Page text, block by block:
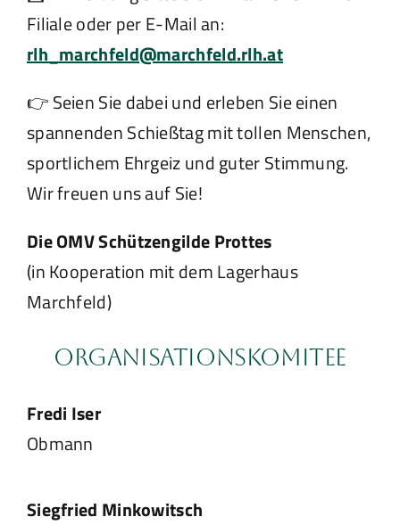
Filiale oder per E-Mail an:
rlh_marchfeld@marchfeld.rlh.at
👉 Seien Sie dabei und erleben Sie einen
spannenden Schießtag mit tollen Menschen,
sportlichem Ehrgeiz und guter Stimmung.
Wir freuen uns auf Sie!
Die OMV Schützengilde Prottes
(in Kooperation mit dem Lagerhaus
Marchfeld)
Organisationskomitee
Fredi Iser
Obmann
Siegfried Minkowitsch